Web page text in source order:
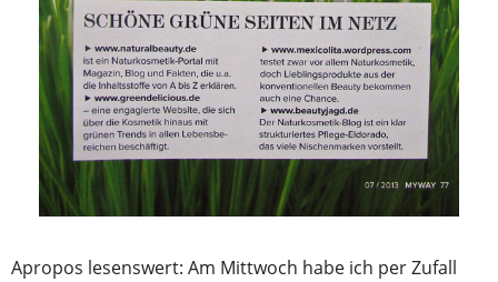
Apropos lesenswert: Am Mittwoch habe ich per Zufall